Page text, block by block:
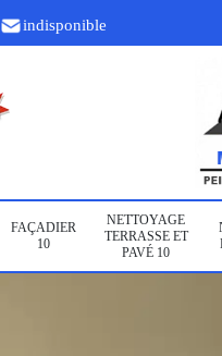
indisponible
FAÇADIER
10
NETTOYAGE
TERRASSE ET
PAVÉ 10